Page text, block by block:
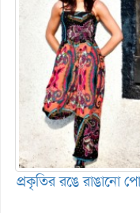
প্রকৃতির রঙে রাঙানো